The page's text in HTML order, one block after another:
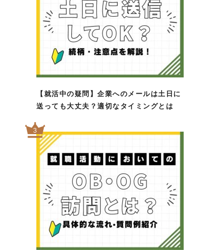
【就活中の疑問】企業へのメールは土日に
送っても大丈夫？適切なタイミングとは
3